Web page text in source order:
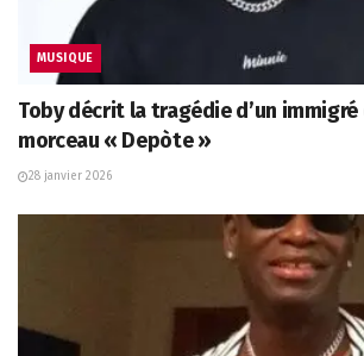
MUSIQUE
Toby décrit la tragédie d’un immigré
morceau « Depòte »
28 janvier 2026